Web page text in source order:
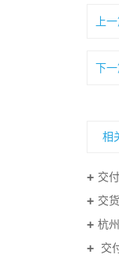
上
下一
相
交
交
杭
交